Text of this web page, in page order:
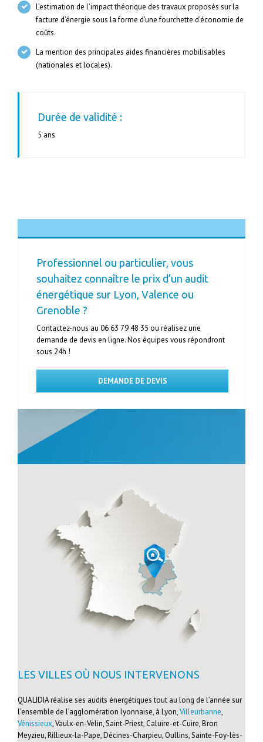
L’estimation de l’impact théorique des travaux proposés sur la
facture d’énergie sous la forme d’une fourchette d’économie de
coûts.
La mention des principales aides financières mobilisables
(nationales et locales).
Durée de validité :
5 ans
Professionnel ou particulier, vous
souhaitez connaître le prix d’un audit
énergétique sur Lyon, Valence ou
Grenoble ?
Contactez-nous au 06 63 79 48 35 ou réalisez une
demande de devis en ligne. Nos équipes vous répondront
sous 24h !
DEMANDE DE DEVIS
LES VILLES OÙ NOUS INTERVENONS
QUALIDIA réalise ses audits énergétiques tout au long de l’année sur
l’ensemble de l’agglomération lyonnaise, à Lyon,Villeurbanne,
Vénissieux, Vaulx-en-Velin, Saint-Priest, Caluire-et-Cuire, Bron
Meyzieu, Rillieux-la-Pape, Décines-Charpieu, Oullins, Sainte-Foy-lès-